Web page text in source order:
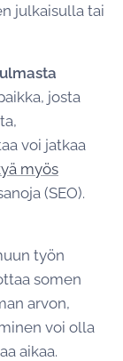
julkaisulla tai
josta
voi jatkaa
myös
(SEO).
työn
somen
arvon,
voi olla
aikaa.